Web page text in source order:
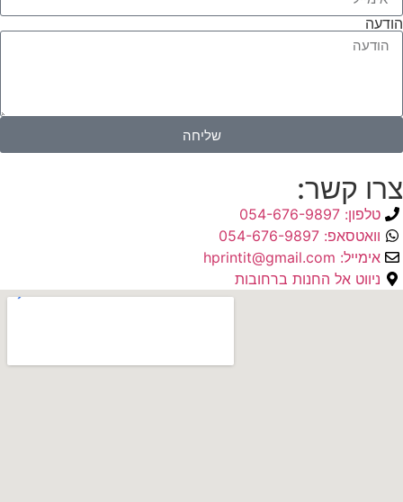
הודעה
שליחה
צרו קשר:
טלפון: 054-676-9897
וואטסאפ: 054-676-9897
אימייל: hprintit@gmail.com
ניווט אל החנות ברחובות